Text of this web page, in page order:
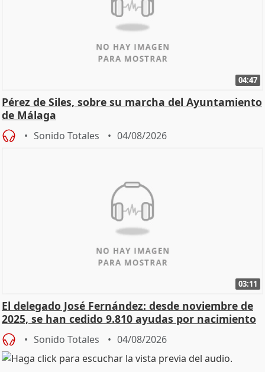
04:47
Pérez de Siles, sobre su marcha del Ayuntamiento
de Málaga
Sonido Totales 04/08/2026
03:11
El delegado José Fernández: desde noviembre de
2025, se han cedido 9.810 ayudas por nacimiento
Sonido Totales 04/08/2026